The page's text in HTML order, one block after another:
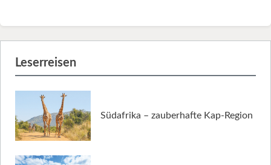
Leserreisen
Südafrika – zauberhafte Kap-Region